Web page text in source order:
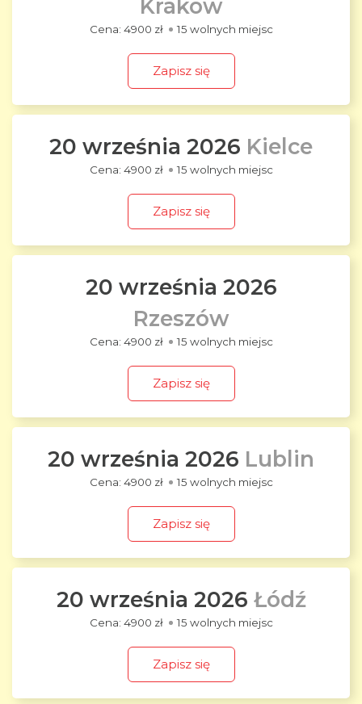
Kraków
4900 zł 15 wolnych miejsc
Zapisz się
20 września 2026 Kielce
4900 zł 15 wolnych miejsc
Zapisz się
20 września 2026
Rzeszów
4900 zł 15 wolnych miejsc
Zapisz się
20 września 2026 Lublin
4900 zł 15 wolnych miejsc
Zapisz się
20 września 2026 Łódź
4900 zł 15 wolnych miejsc
Zapisz się